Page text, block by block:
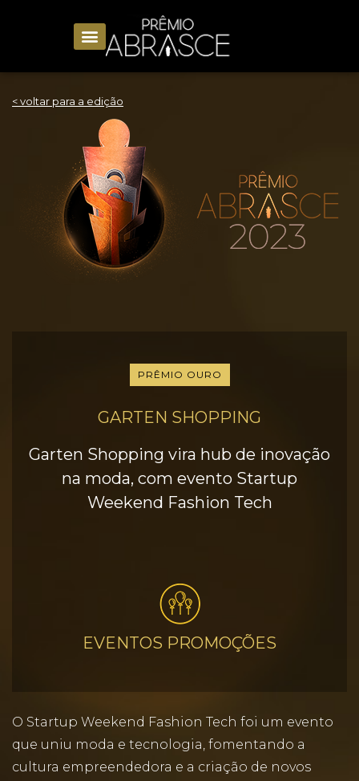
< voltar para a edição
PRÊMIO OURO
GARTEN SHOPPING
Garten Shopping vira hub de inovação
na moda, com evento Startup
Weekend Fashion Tech
EVENTOS PROMOÇÕES
O Startup Weekend Fashion Tech foi um evento
que uniu moda e tecnologia, fomentando a
cultura empreendedora e a criação de novos